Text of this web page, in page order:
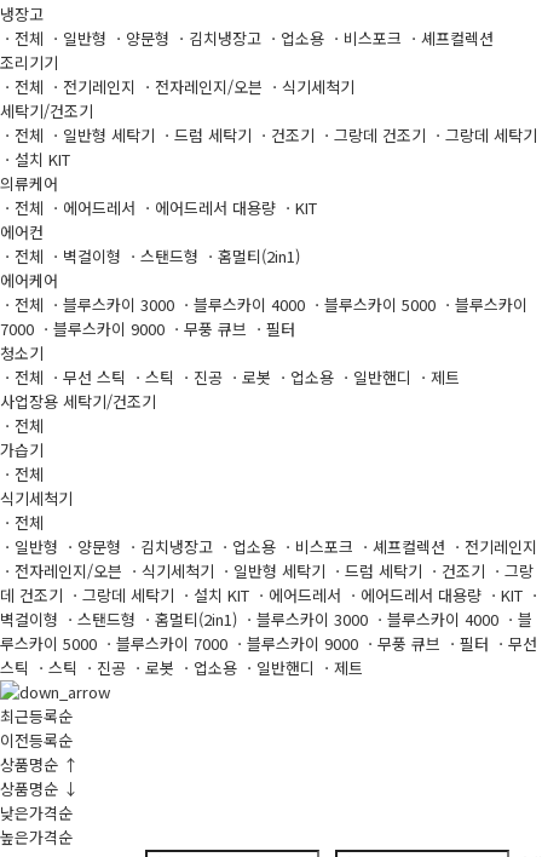
냉장고
ㆍ전체 ㆍ일반형 ㆍ양문형 ㆍ김치냉장고 ㆍ업소용 ㆍ비스포크 ㆍ셰프컬렉션
조리기기
ㆍ전체 ㆍ전기레인지 ㆍ전자레인지/오븐 ㆍ식기세척기
세탁기/건조기
ㆍ전체 ㆍ일반형 세탁기 ㆍ드럼 세탁기 ㆍ건조기 ㆍ그랑데 건조기 ㆍ그랑데 세탁기
ㆍ설치 KIT
의류케어
ㆍ전체 ㆍ에어드레서 ㆍ에어드레서 대용량 ㆍKIT
에어컨
ㆍ전체 ㆍ벽걸이형 ㆍ스탠드형 ㆍ홈멀티(2in1)
에어케어
ㆍ전체 ㆍ블루스카이 3000 ㆍ블루스카이 4000 ㆍ블루스카이 5000 ㆍ블루스카이
7000 ㆍ블루스카이 9000 ㆍ무풍 큐브 ㆍ필터
청소기
ㆍ전체 ㆍ무선 스틱 ㆍ스틱 ㆍ진공 ㆍ로봇 ㆍ업소용 ㆍ일반핸디 ㆍ제트
사업장용 세탁기/건조기
ㆍ전체
가습기
ㆍ전체
식기세척기
ㆍ전체
ㆍ일반형 ㆍ양문형 ㆍ김치냉장고 ㆍ업소용 ㆍ비스포크 ㆍ셰프컬렉션 ㆍ전기레인지
ㆍ전자레인지/오븐 ㆍ식기세척기 ㆍ일반형 세탁기 ㆍ드럼 세탁기 ㆍ건조기 ㆍ그랑
데 건조기 ㆍ그랑데 세탁기 ㆍ설치 KIT ㆍ에어드레서 ㆍ에어드레서 대용량 ㆍKIT ㆍ
벽걸이형 ㆍ스탠드형 ㆍ홈멀티(2in1) ㆍ블루스카이 3000 ㆍ블루스카이 4000 ㆍ블
루스카이 5000 ㆍ블루스카이 7000 ㆍ블루스카이 9000 ㆍ무풍 큐브 ㆍ필터 ㆍ무선
스틱 ㆍ스틱 ㆍ진공 ㆍ로봇 ㆍ업소용 ㆍ일반핸디 ㆍ제트
최근등록순
이전등록순
상품명순 ↑
상품명순 ↓
낮은가격순
높은가격순